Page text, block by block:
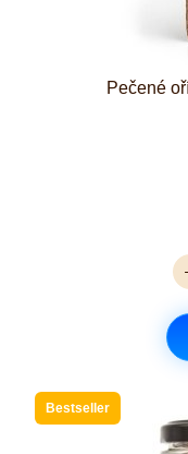
Pečené
Bestseller